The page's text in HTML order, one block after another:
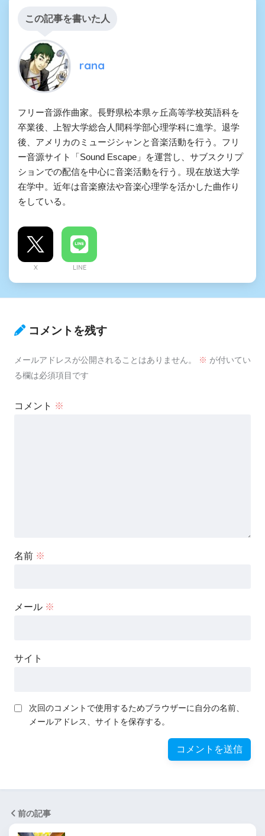
この記事を書いた人
rana
フリー音源作曲家。長野県松本県ヶ丘高等学校英語科を
卒業後、上智大学総合人間科学部心理学科に進学。退学
後、アメリカのミュージシャンと音楽活動を行う。フリ
ー音源サイト「Sound Escape」を運営し、サブスクリプ
ションでの配信を中心に音楽活動を行う。現在放送大学
在学中。近年は音楽療法や音楽心理学を活かした曲作り
をしている。
X LINE
コメントを残す
メールアドレスが公開されることはありません。 ※ が付いてい
る欄は必須項目です
コメント ※
名前 ※
メール ※
サイト
次回のコメントで使用するためブラウザーに自分の名前、
メールアドレス、サイトを保存する。
前の記事